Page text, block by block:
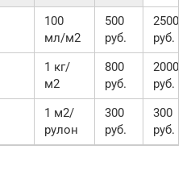
100
мл/м2
500
руб.
2500
руб.
1 кг/
м2
800
руб.
2000
руб.
1 м2/
рулон
300
руб.
300
руб.